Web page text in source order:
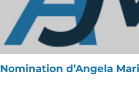
Nomination d’Angela